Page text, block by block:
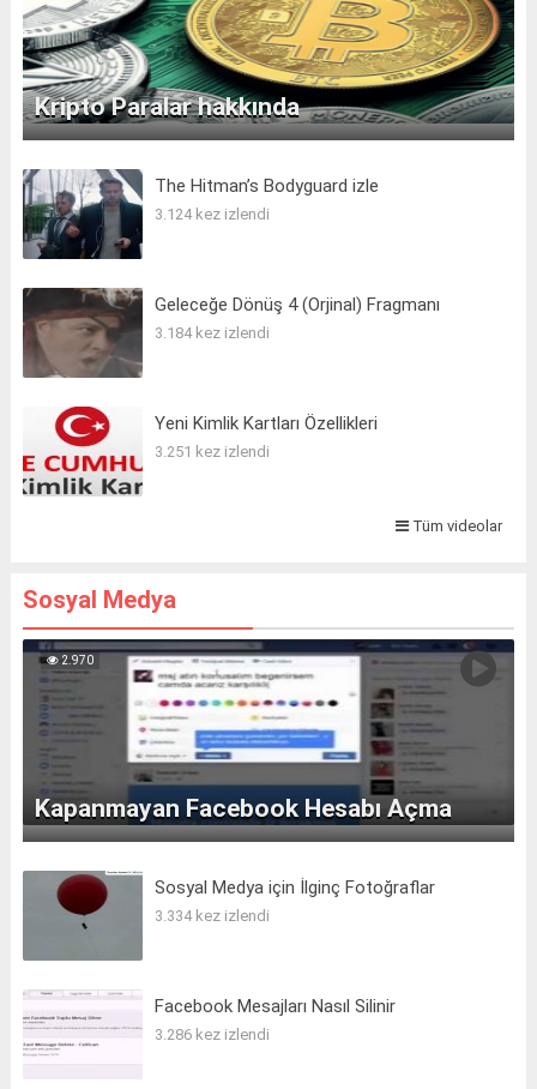
Kripto Paralar hakkında
The Hitman’s Bodyguard izle
3.124 kez izlendi
Geleceğe Dönüş 4 (Orjinal) Fragmanı
3.184 kez izlendi
Yeni Kimlik Kartları Özellikleri
3.251 kez izlendi
Tüm videolar
Sosyal Medya
2.970
Kapanmayan Facebook Hesabı Açma
Sosyal Medya için İlginç Fotoğraflar
3.334 kez izlendi
Facebook Mesajları Nasıl Silinir
3.286 kez izlendi